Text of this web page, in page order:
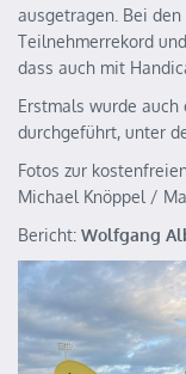
ausgetragen. Bei
Teilnehmerrekord
dass auch mit
Erstmals wurde
durchgeführt, unter
Fotos zur
Michael Knöppel /
Bericht: Wolfgang